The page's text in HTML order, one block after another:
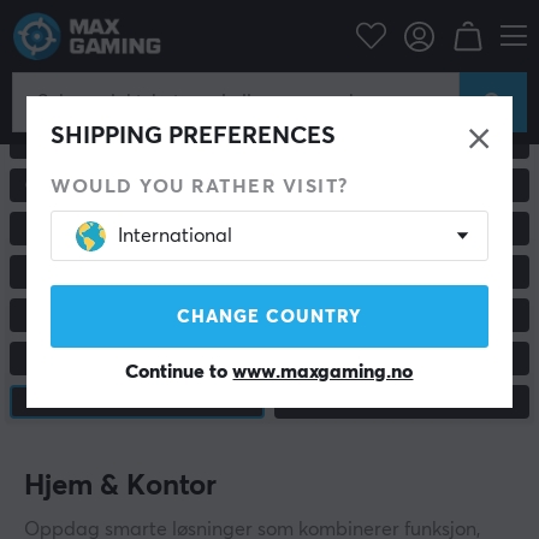
SHIPPING PREFERENCES
WOULD YOU RATHER VISIT?
International
CHANGE COUNTRY
Continue towww.maxgaming.no
ALLE PRODUKTER
GAMINGSTOLER OG TILBEHØR
HEADSET & LYD
KONSOLL OG TILBEHØR RACING & SIMULATORER
Hjem & Kontor
Oppdag smarte løsninger som kombinerer funksjon,